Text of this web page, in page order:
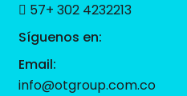
57+ 302 4232213
Síguenos en:
Email:
info@otgroup.com.co